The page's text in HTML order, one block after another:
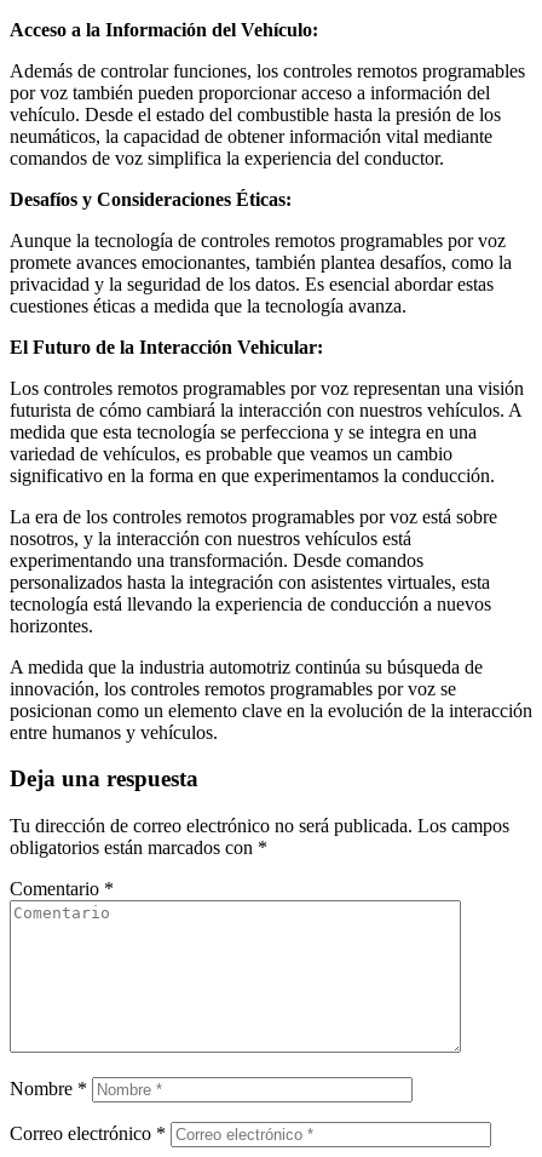
Acceso a la Información del Vehículo:
Además de controlar funciones, los controles remotos programables
por voz también pueden proporcionar acceso a información del
vehículo. Desde el estado del combustible hasta la presión de los
neumáticos, la capacidad de obtener información vital mediante
comandos de voz simplifica la experiencia del conductor.
Desafíos y Consideraciones Éticas:
Aunque la tecnología de controles remotos programables por voz
promete avances emocionantes, también plantea desafíos, como la
privacidad y la seguridad de los datos. Es esencial abordar estas
cuestiones éticas a medida que la tecnología avanza.
El Futuro de la Interacción Vehicular:
Los controles remotos programables por voz representan una visión
futurista de cómo cambiará la interacción con nuestros vehículos. A
medida que esta tecnología se perfecciona y se integra en una
variedad de vehículos, es probable que veamos un cambio
significativo en la forma en que experimentamos la conducción.
La era de los controles remotos programables por voz está sobre
nosotros, y la interacción con nuestros vehículos está
experimentando una transformación. Desde comandos
personalizados hasta la integración con asistentes virtuales, esta
tecnología está llevando la experiencia de conducción a nuevos
horizontes.
A medida que la industria automotriz continúa su búsqueda de
innovación, los controles remotos programables por voz se
posicionan como un elemento clave en la evolución de la interacción
entre humanos y vehículos.
Deja una respuesta
Tu dirección de correo electrónico no será publicada. Los campos
obligatorios están marcados con *
Comentario *
Nombre *
Correo electrónico *